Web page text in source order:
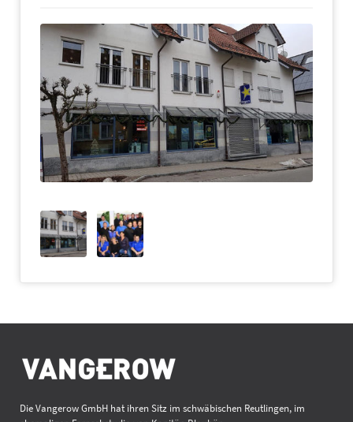
Die Vangerow GmbH hat ihren Sitz im schwäbischen Reutlingen, im